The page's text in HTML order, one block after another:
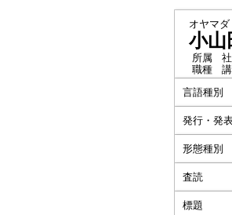
オヤマ
小
所属
職種
言語種別
発行・発
形態種別
査読
標題